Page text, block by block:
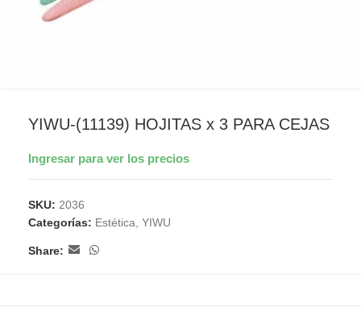
YIWU-(11139) HOJITAS x 3 PARA CEJAS
Ingresar para ver los precios
SKU: 2036
Categorías: Estética YIWU
Share: